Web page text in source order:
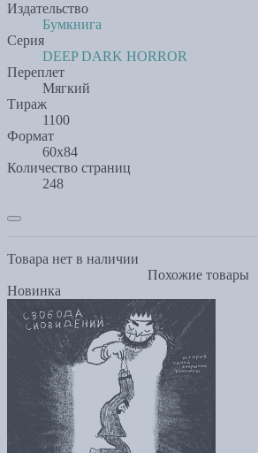
Издательство
Бумкнига
Серия
DEEP DARK HORROR
Переплет
Мягкий
Тираж
1100
Формат
60х84
Количество страниц
248
Товара нет в наличии
Похожие товары
Новинка